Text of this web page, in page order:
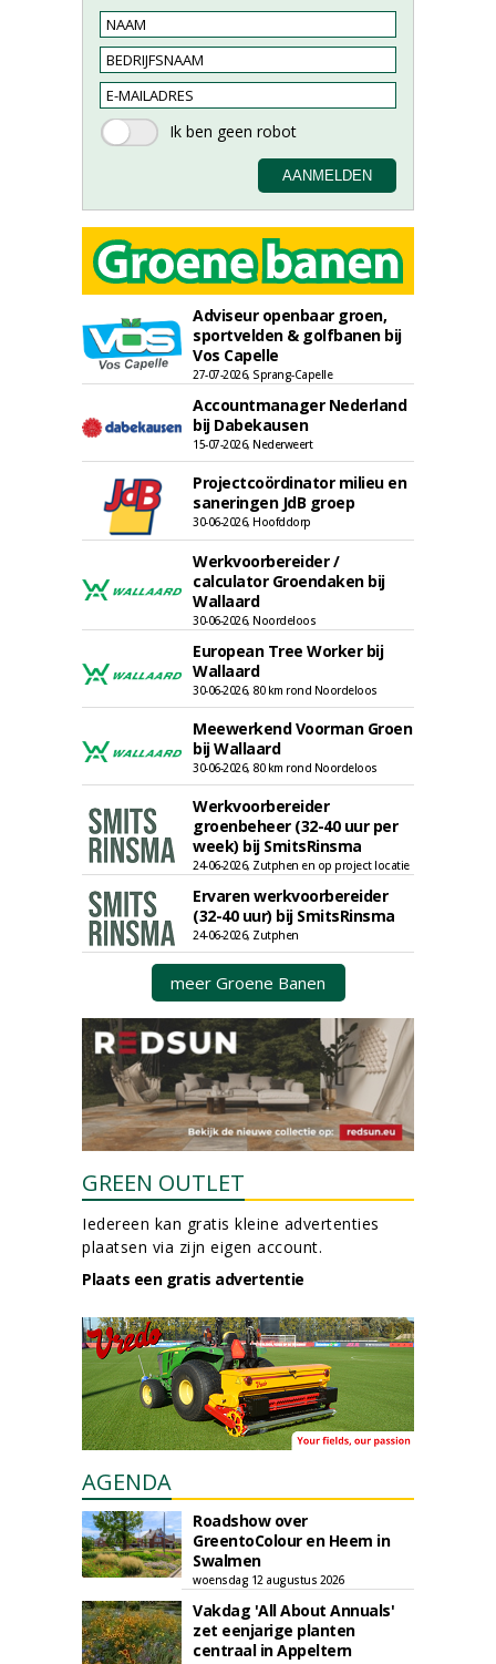
Adviseur openbaar groen,
sportvelden & golfbanen bij
Vos Capelle
27-07-2026, Sprang-Capelle
Accountmanager Nederland
bij Dabekausen
15-07-2026, Nederweert
Projectcoördinator milieu en
saneringen JdB groep
30-06-2026, Hoofddorp
Werkvoorbereider /
calculator Groendaken bij
Wallaard
30-06-2026, Noordeloos
European Tree Worker bij
Wallaard
30-06-2026, 80 km rond Noordeloos
Meewerkend Voorman Groen
bij Wallaard
30-06-2026, 80 km rond Noordeloos
Werkvoorbereider
groenbeheer (32-40 uur per
week) bij SmitsRinsma
24-06-2026, Zutphen en op project locatie
Ervaren werkvoorbereider
(32-40 uur) bij SmitsRinsma
24-06-2026, Zutphen
meer Groene Banen
GREEN OUTLET
Iedereen kan gratis kleine advertenties
plaatsen via zijn eigen account.
Plaats een gratis advertentie
AGENDA
Roadshow over
GreentoColour en Heem in
Swalmen
woensdag 12 augustus 2026
Vakdag 'All About Annuals'
zet eenjarige planten
centraal in Appeltern